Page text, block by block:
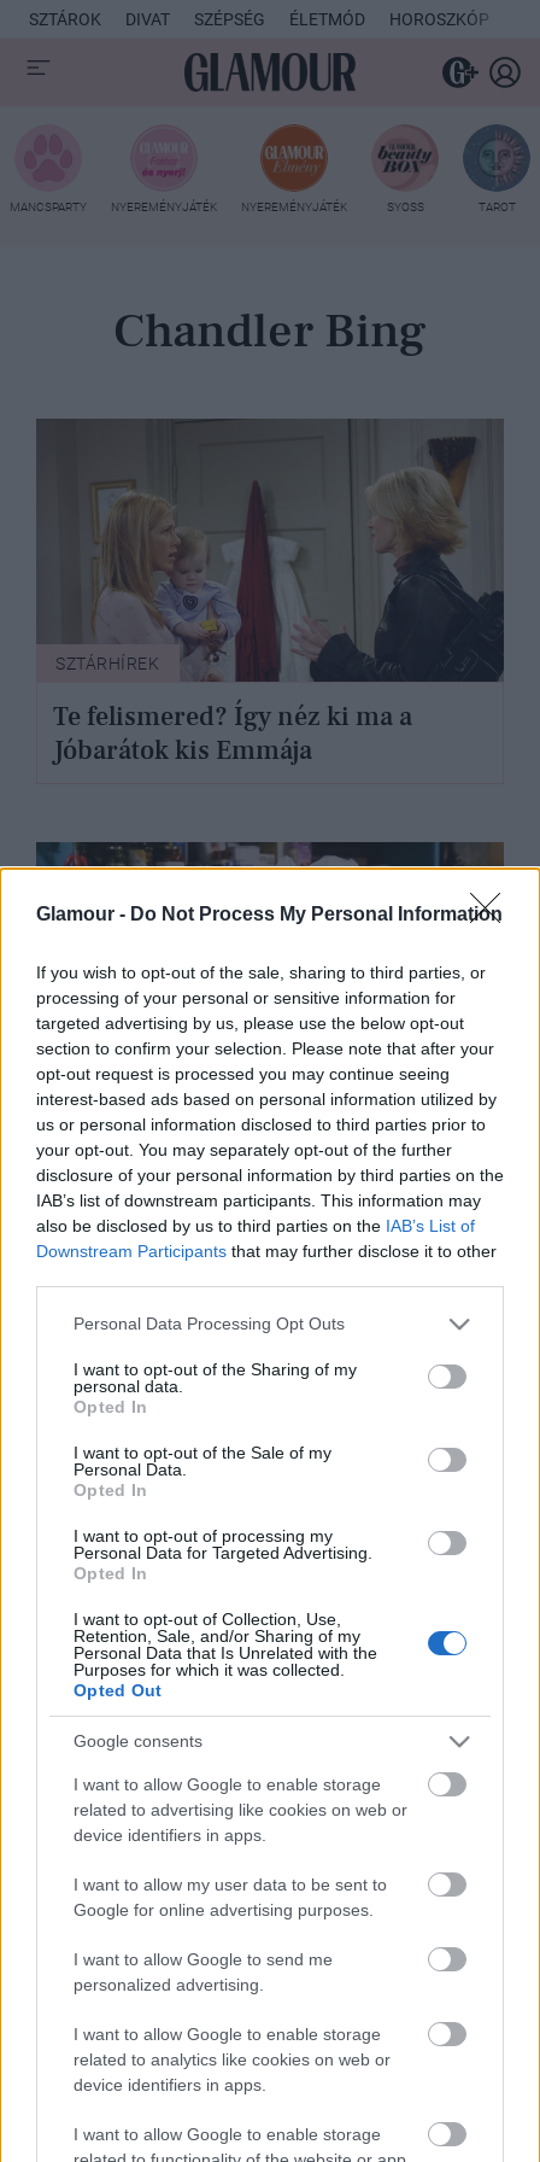
Glamour - Do Not Process My Personal Information
If you wish to opt-out of the sale, sharing to third parties, or
processing of your personal or sensitive information for
targeted advertising by us, please use the below opt-out
section to confirm your selection. Please note that after your
opt-out request is processed you may continue seeing
interest-based ads based on personal information utilized by
us or personal information disclosed to third parties prior to
your opt-out. You may separately opt-out of the further
disclosure of your personal information by third parties on the
IAB’s list of downstream participants. This information may
also be disclosed by us to third parties on the IAB’s List of
Downstream Participants that may further disclose it to other
Please note that this website/app uses one or more Google
not limited to your visit or usage behaviour. You may click to
grant or deny consent to Google and its third-party tags to
use your data for below specified purposes in below Google
consent section.
Personal Data Processing Opt Outs
I want to opt-out of the Sharing of my
personal data.
Opted In
I want to opt-out of the Sale of my
Personal Data.
Opted In
I want to opt-out of processing my
Personal Data for Targeted Advertising.
Opted In
I want to opt-out of Collection, Use,
Retention, Sale, and/or Sharing of my
Personal Data that Is Unrelated with the
Purposes for which it was collected.
Opted Out
Google consents
I want to allow Google to enable storage
related to advertising like cookies on web or
device identifiers in apps.
I want to allow my user data to be sent to
Google for online advertising purposes.
I want to allow Google to send me
personalized advertising.
I want to allow Google to enable storage
related to analytics like cookies on web or
device identifiers in apps.
I want to allow Google to enable storage
SZTÁROK DIVAT SZÉPSÉG ÉLETMÓD HOROSZKÓP
MANCSPARTY NYEREMÉNYJÁTÉK NYEREMÉNYJÁTÉK SYOSS TAROT
Chandler Bing
SZTÁRHÍREK
Te felismered? Így néz ki ma a
Jóbarátok kis Emmája
KULTÚRA
A legjobb Jóbarátok jelenetek,
amelyek örökre a retinánkba égtek
SZTÁRHÍREK
Szívszorító: Matthew Perry
elképesztően édes dolgot kért a
megváltoztatott